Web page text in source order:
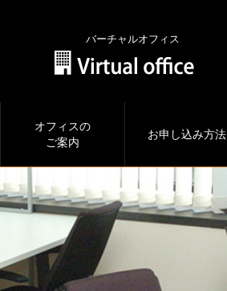
バーチャルオフィス
オフィスの
ご案内
お申し込み方法